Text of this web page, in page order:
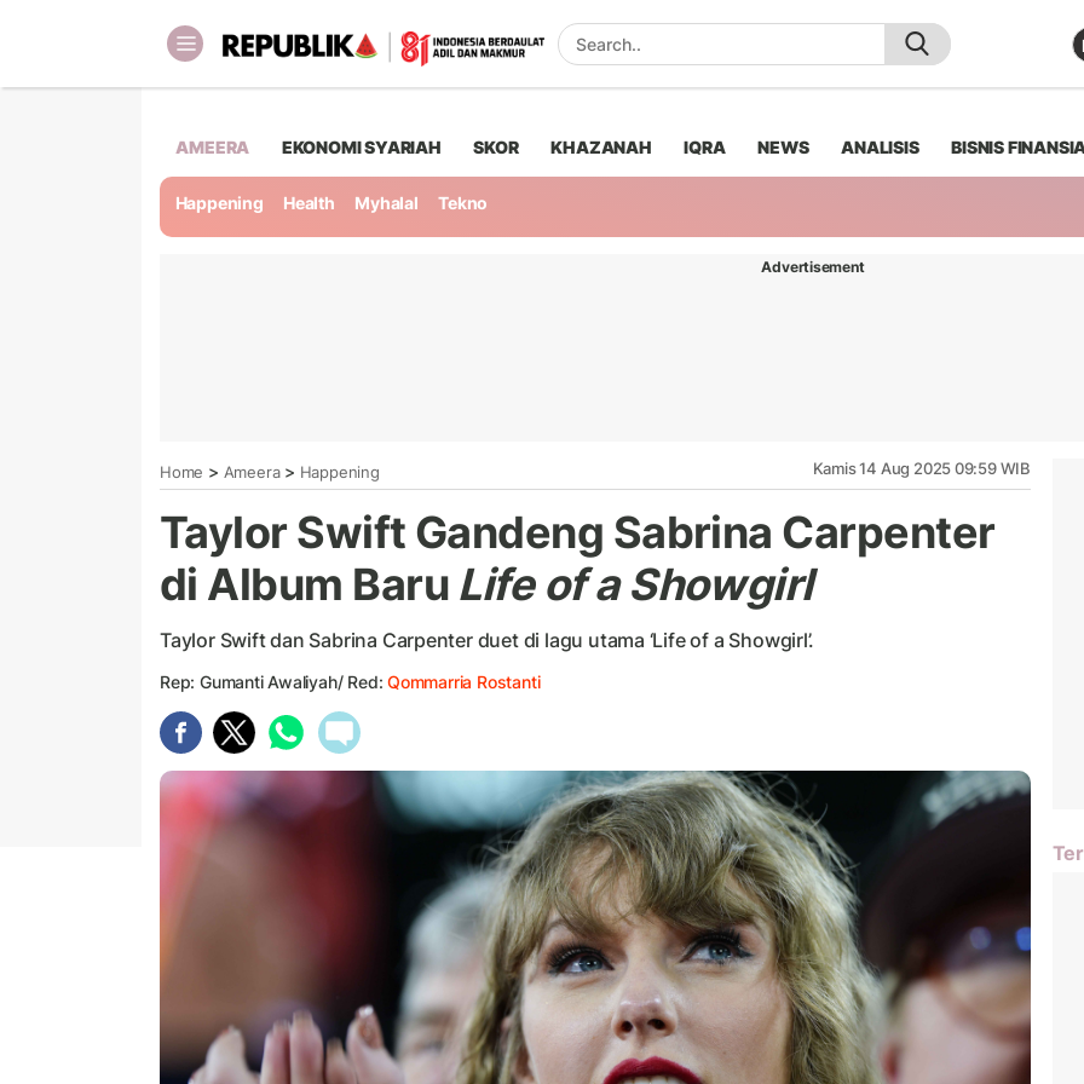
AMEERA EKONOMI SYARIAH SKOR KHAZANAH IQRA NEWS ANALISIS BISNIS
Happening Health Myhalal Tekno
Advertisement
Home > Ameera> Happening Kamis 14 Aug 2025 09:59 WIB
Taylor Swift Gandeng Sabrina Carpenter
di Album Baru Life of a Showgirl
Taylor Swift dan Sabrina Carpenter duet di lagu utama ‘Life of a Showgirl’.
Rep: Gumanti Awaliyah/ Red:Qommarria Rostanti